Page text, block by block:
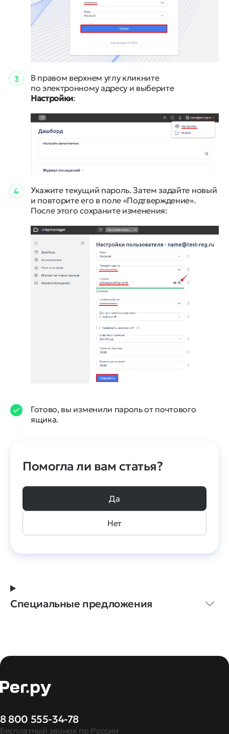
3
В правом верхнем углу кликните
по электронному адресу и выберите
Настройки:
4
Укажите текущий пароль. Затем задайте новый
и повторите его в поле «Подтверждение».
После этого сохраните изменения:
Готово, вы изменили пароль от почтового
ящика.
Помогла ли вам статья?
Да
Нет
Специальные предложения
8 800 555-34-78
Бесплатный звонок по России